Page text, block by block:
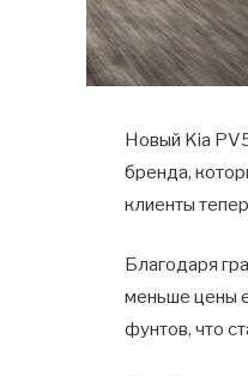
Новый Kia
бренда,
клиенты
Благодаря
меньше цены
фунтов, что